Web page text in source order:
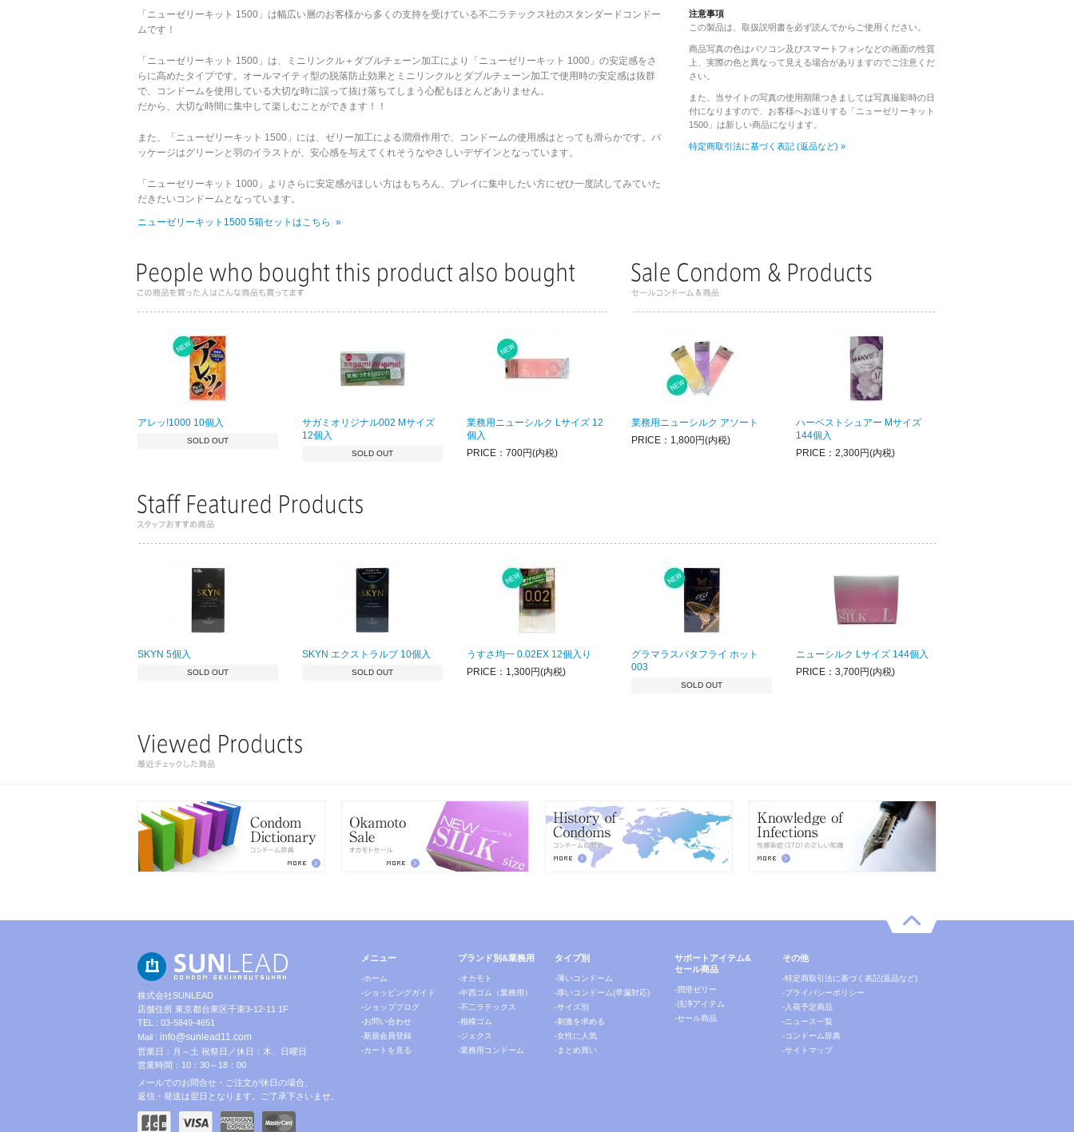
「ニューゼリーキット 1500」は幅広い層のお客様から多くの支持を受けている不二ラテックス社のスタンダードコンドー
ムです！
「ニューゼリーキット 1500」は、ミニリンクル＋ダブルチェーン加工により「ニューゼリーキット 1000」の安定感をさ
らに高めたタイプです。オールマイティ型の脱落防止効果とミニリンクルとダブルチェーン加工で使用時の安定感は抜群
で、コンドームを使用している大切な時に誤って抜け落ちてしまう心配もほとんどありません。
だから、大切な時間に集中して楽しむことができます！！
また、「ニューゼリーキット 1500」には、ゼリー加工による潤滑作用で、コンドームの使用感はとっても滑らかです。パ
ッケージはグリーンと羽のイラストが、安心感を与えてくれそうなやさしいデザインとなっています。
「ニューゼリーキット 1000」よりさらに安定感がほしい方はもちろん、プレイに集中したい方にぜひ一度試してみていた
だきたいコンドームとなっています。
ニューゼリーキット1500 5箱セットはこちら »
注意事項
この製品は、取扱説明書を必ず読んでからご使用ください。
商品写真の色はパソコン及びスマートフォンなどの画面の性質
上、実際の色と異なって見える場合がありますのでご注意くだ
さい。
また、当サイトの写真の使用期限つきましては写真撮影時の日
付になりますので、お客様へお送りする「ニューゼリーキット
1500」は新しい商品になります。
特定商取引法に基づく表記 (返品など) »
アレッ!1000 10個入
SOLD OUT
サガミオリジナル002 Mサイズ
12個入
SOLD OUT
業務用ニューシルク Lサイズ 12
個入
PRICE：700円(内税)
業務用ニューシルク アソート
PRICE：1,800円(内税)
ハーベストシュアー Mサイズ
144個入
PRICE：2,300円(内税)
SKYN 5個入
SOLD OUT
SKYN エクストラルブ 10個入
SOLD OUT
うすさ均一 0.02EX 12個入り
PRICE：1,300円(内税)
グラマラスバタフライ ホット
003
SOLD OUT
ニューシルク Lサイズ 144個入
PRICE：3,700円(内税)
株式会社SUNLEAD
店舗住所 東京都台東区千束3-12-11 1F
TEL : 03-5849-4651
Mail : info@sunlead11.com
営業日：月～土 祝祭日／休日：木、日曜日
営業時間：10：30～18：00
メールでのお問合せ・ご注文が休日の場合、
返信・発送は翌日となります。ご了承下さいませ。
メニュー
-ホーム
-ショッピングガイド
-ショップブログ
-お問い合わせ
-新規会員登録
-カートを見る
ブランド別&業務用
-オカモト
-中西ゴム（業務用）
-不二ラテックス
-相模ゴム
-ジェクス
-業務用コンドーム
タイプ別
-薄いコンドーム
-厚いコンドーム(早漏対応)
-サイズ別
-刺激を求める
-女性に人気
-まとめ買い
サポートアイテム&
セール商品
-潤滑ゼリー
-洗浄アイテム
-セール商品
その他
-特定商取引法に基づく表記(返品など)
-プライバシーポリシー
-入荷予定商品
-ニュース一覧
-コンドーム辞典
-サイトマップ